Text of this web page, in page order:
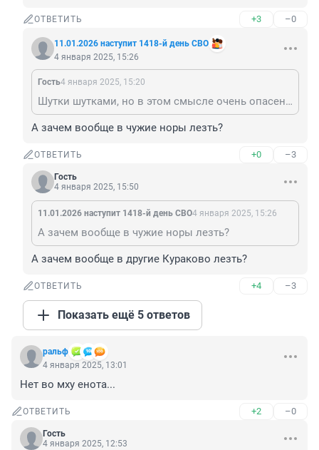
ОТВЕТИТЬ +3 –0
11.01.2026 наступит 1418-й день СВО
4 января 2025, 15:26
Гость4 января 2025, 15:20
Шутки шутками, но в этом смысле очень опасен барсук. Когда его пытаются выгнать из норы, он выскакивает и вцепляется зубами в пах. Кончается всё плохо. Если видите барсучью нору, никогда в неё не заглядывайте и не пытайтесь его выгнать!
А зачем вообще в чужие норы лезть?
ОТВЕТИТЬ +0 –3
Гость
4 января 2025, 15:50
11.01.2026 наступит 1418-й день СВО4 января 2025, 15:26
А зачем вообще в чужие норы лезть?
А зачем вообще в другие Кураково лезть?
ОТВЕТИТЬ +4 –3
Показать ещё 5 ответов
ральф
4 января 2025, 13:01
Нет во мху енота...
ОТВЕТИТЬ +2 –0
Гость
4 января 2025, 12:53